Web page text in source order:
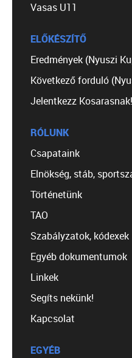
Vasas U11
ELŐKÉSZÍTŐ
Eredmények (Nyuszi
Következő forduló
Jelentkezz Kosarasnak!
RÓLUNK
Csapataink
Elnökség, stáb,
Történetünk
TAO
Szabályzatok, kódexek
Egyéb dokumentumok
Linkek
Segíts nekünk!
Kapcsolat
EGYÉB